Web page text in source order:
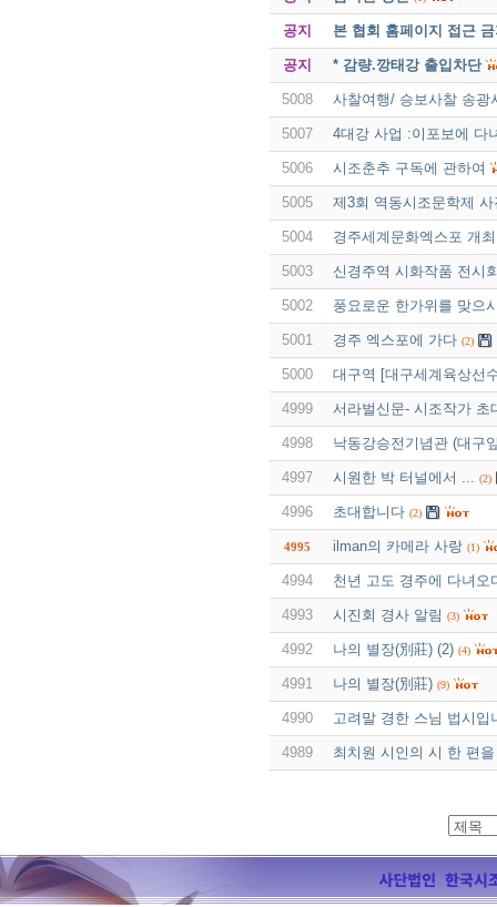
공지 본 협회 홈페이지 접근
공지 * 감량.깡태강 출입차단
5008 사찰여행/ 승보사찰 송광
5007 4대강 사업 :이포보에 다
5006 시조춘추 구독에 관하여
5005 제3회 역동시조문학제 사
5004 경주세계문화엑스포 개
5003 신경주역 시화작품 전시
5002 풍요로운 한가위를 맞으
5001 경주 엑스포에 가다 (2)
5000 대구역 [대구세계육상선
4999 서라벌신문- 시조작가 초
4998 낙동강승전기념관 (대구
4997 시원한 박 터널에서 ... (2)
4996 초대합니다 (2)
4995 ilman의 카메라 사랑 (1)
4994 천년 고도 경주에 다녀오
4993 시진회 경사 알림 (3)
4992 나의 별장(別莊) (2) (4)
4991 나의 별장(別莊) (9)
4990 고려말 경한 스님 법시입
4989 최치원 시인의 시 한 편